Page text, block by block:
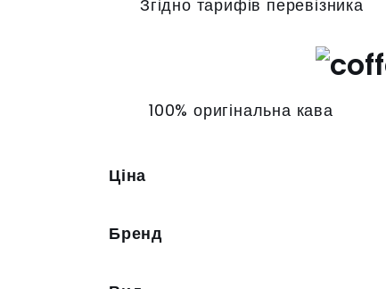
Згідно тарифів перевізника
100% оригінальна кава
Ціна
Бренд